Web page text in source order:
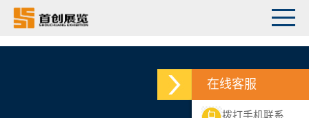
在线客服
拨打手机联系